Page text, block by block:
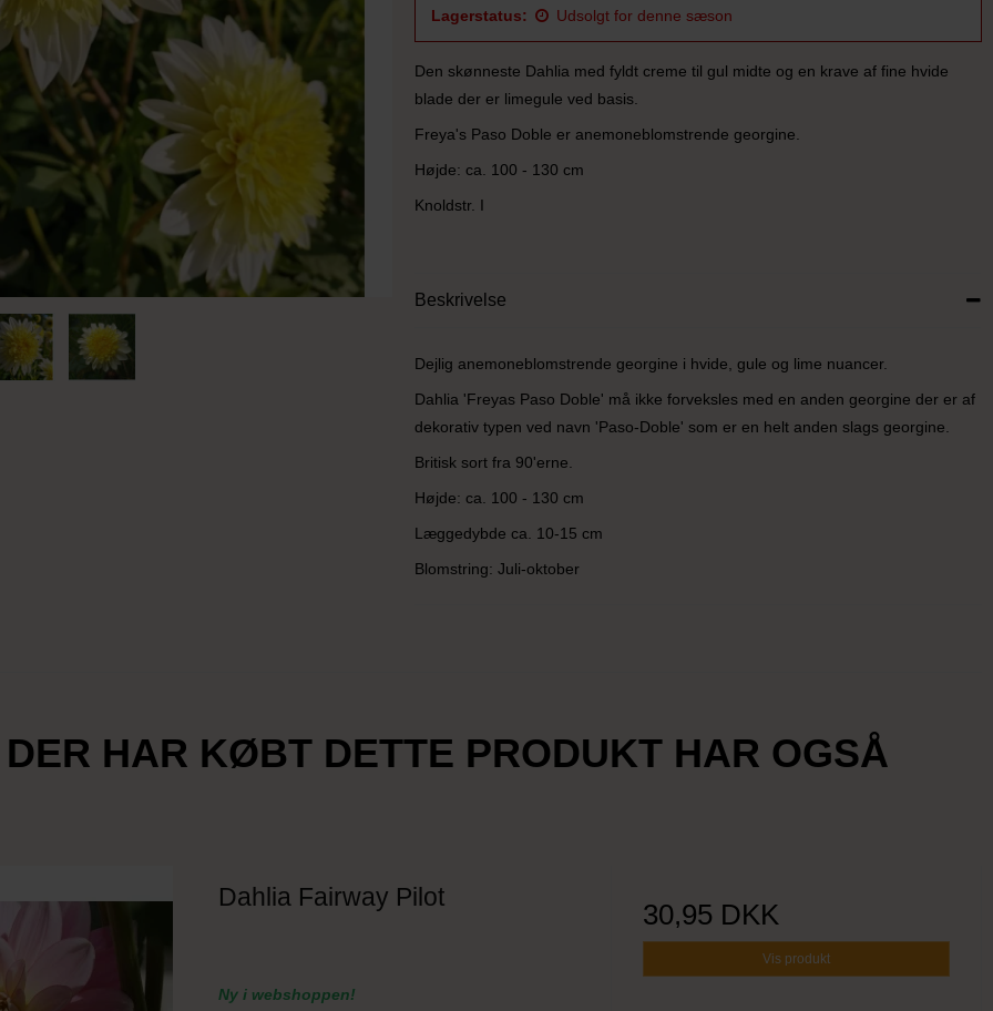
Lagerstatus: Udsolgt for denne sæson
Den skønneste Dahlia med fyldt creme til gul midte og en krave af fine hvide
blade der er limegule ved basis.
Freya's Paso Doble er anemoneblomstrende georgine.
Højde: ca. 100 - 130 cm
Knoldstr. I
Beskrivelse
Dejlig anemoneblomstrende georgine i hvide, gule og lime nuancer.
Dahlia 'Freyas Paso Doble' må ikke forveksles med en anden georgine der er af
dekorativ typen ved navn 'Paso-Doble' som er en helt anden slags georgine.
Britisk sort fra 90'erne.
Højde: ca. 100 - 130 cm
Læggedybde ca. 10-15 cm
Blomstring: Juli-oktober
HAR KØBT DETTE PRODUKT HAR OGSÅ
Dahlia Fairway Pilot
Ny i webshoppen!
30,95 DKK
Vis produkt